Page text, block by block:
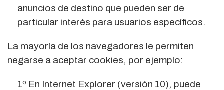
anuncios de destino que pueden ser de
particular interés para usuarios específicos.
La mayoría de los navegadores le permiten
negarse a aceptar cookies, por ejemplo:
1º En Internet Explorer (versión 10), puede